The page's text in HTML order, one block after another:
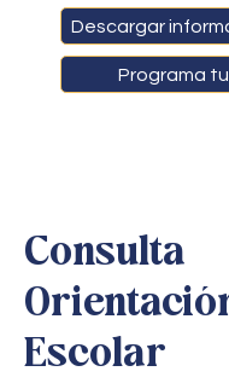
Descargar
Programa
Consulta
Escolar